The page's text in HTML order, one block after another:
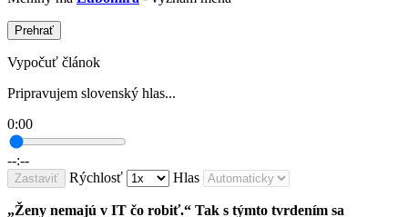
Prehrať
Vypočuť článok
Pripravujem slovenský hlas...
0:00
--:--
Zastaviť Rýchlosť Hlas
„Ženy nemajú v IT čo robiť.“ Tak s týmto tvrdením sa